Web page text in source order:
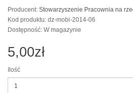
Producent: Stowarzyszenie Pracownia na
Kod produktu: dz-mobi-2014-06
Dostępność: W magazynie
5,00zł
Ilość